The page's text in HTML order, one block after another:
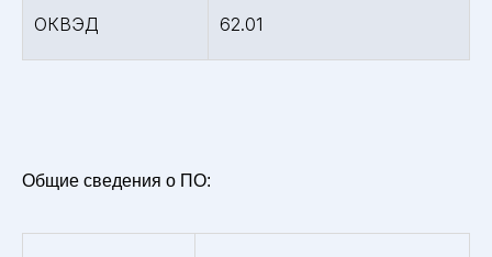
ОКВЭД 62.01
Общие сведения о ПО: